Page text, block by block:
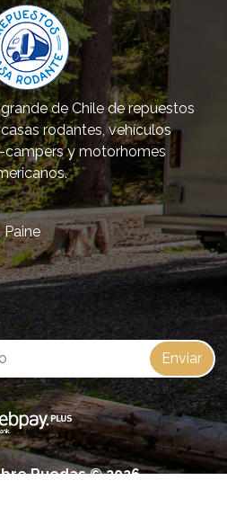
de Chile de repuestos
rodantes, vehículos
campers y motorhomes
Enviar
Ruedas © 2026